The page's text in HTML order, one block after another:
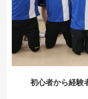
初心者から経験